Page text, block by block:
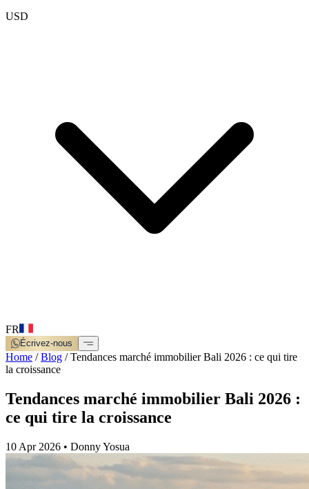
USD
FR
Écrivez-nous
Home /Blog /Tendances marché immobilier Bali 2026 : ce qui tire
la croissance
Tendances marché immobilier Bali 2026 :
ce qui tire la croissance
10 Apr 2026 • Donny Yosua